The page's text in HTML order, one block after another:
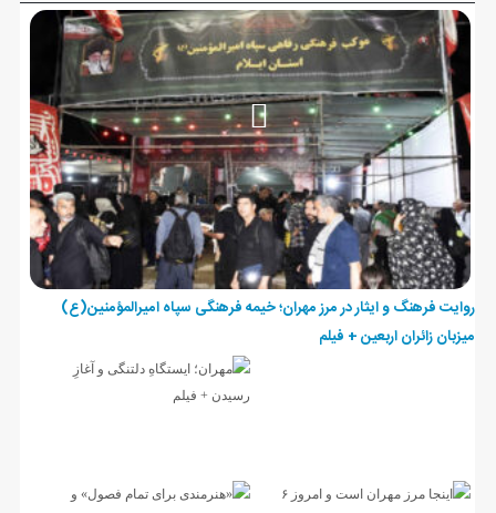
روایت فرهنگ و ایثار در مرز مهران؛ خیمه فرهنگی سپاه امیرالمؤمنین(ع)
میزبان زائران اربعین + فیلم